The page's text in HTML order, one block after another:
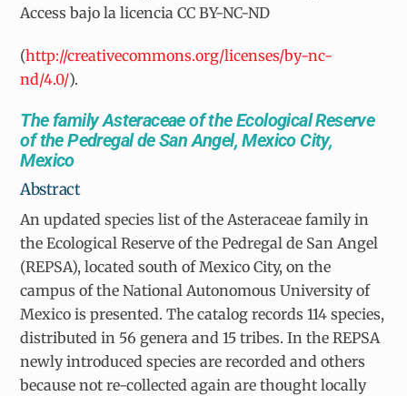
Access bajo la licencia CC BY-NC-ND
(http://creativecommons.org/licenses/by-nc-
nd/4.0/).
The family Asteraceae of the Ecological Reserve
of the Pedregal de San Angel, Mexico City,
Mexico
Abstract
An updated species list of the Asteraceae family in
the Ecological Reserve of the Pedregal de San Angel
(REPSA), located south of Mexico City, on the
campus of the National Autonomous University of
Mexico is presented. The catalog records 114 species,
distributed in 56 genera and 15 tribes. In the REPSA
newly introduced species are recorded and others
because not re-collected again are thought locally